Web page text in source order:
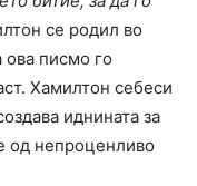
се родил во
ова писмо го
Хамилтон себеси
иднината за
од непроценливо